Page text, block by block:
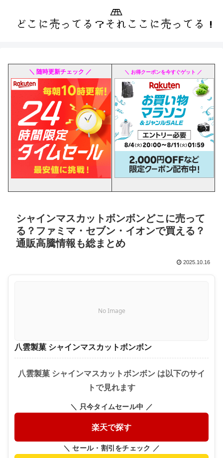
＼ 随時更新チェック ／ ＼ お得クーポンを今すぐゲット ／
シャインマスカットボンボンどこに売って
る？ファミマ・セブン・イオンで買える？
通販高騰情報も総まとめ
2025.10.16
No Image
八雲製菓 シャインマスカットボンボン
八雲製菓 シャインマスカットボンボン は以下のサイ
トで見れます
＼ 只今タイムセール中 ／
楽天で探す
＼ セール・割引をチェック ／